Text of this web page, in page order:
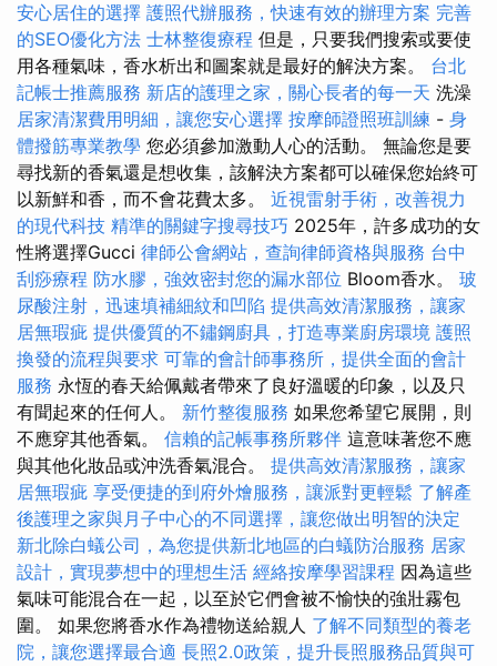
安心居住的選擇 護照代辦服務，快速有效的辦理方案 完善
的SEO優化方法 士林整復療程 但是，只要我們搜索或要使
用各種氣味，香水析出和圖案就是最好的解決方案。 台北
記帳士推薦服務 新店的護理之家，關心長者的每一天 洗澡
居家清潔費用明細，讓您安心選擇 按摩師證照班訓練 - 身
體撥筋專業教學 您必須參加激動人心的活動。 無論您是要
尋找新的香氣還是想收集，該解決方案都可以確保您始終可
以新鮮和香，而不會花費太多。 近視雷射手術，改善視力
的現代科技 精準的關鍵字搜尋技巧 2025年，許多成功的女
性將選擇Gucci 律師公會網站，查詢律師資格與服務 台中
刮痧療程 防水膠，強效密封您的漏水部位 Bloom香水。 玻
尿酸注射，迅速填補細紋和凹陷 提供高效清潔服務，讓家
居無瑕疵 提供優質的不鏽鋼廚具，打造專業廚房環境 護照
換發的流程與要求 可靠的會計師事務所，提供全面的會計
服務 永恆的春天給佩戴者帶來了良好溫暖的印象，以及只
有聞起來的任何人。 新竹整復服務 如果您希望它展開，則
不應穿其他香氣。 信賴的記帳事務所夥伴 這意味著您不應
與其他化妝品或沖洗香氣混合。 提供高效清潔服務，讓家
居無瑕疵 享受便捷的到府外燴服務，讓派對更輕鬆 了解產
後護理之家與月子中心的不同選擇，讓您做出明智的決定
新北除白蟻公司，為您提供新北地區的白蟻防治服務 居家
設計，實現夢想中的理想生活 經絡按摩學習課程 因為這些
氣味可能混合在一起，以至於它們會被不愉快的強壯霧包
圍。 如果您將香水作為禮物送給親人 了解不同類型的養老
院，讓您選擇最合適 長照2.0政策，提升長照服務品質與可